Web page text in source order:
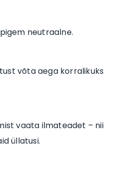
neutraalne.
võta aega korralikuks
vaata ilmateadet – nii
üllatusi.